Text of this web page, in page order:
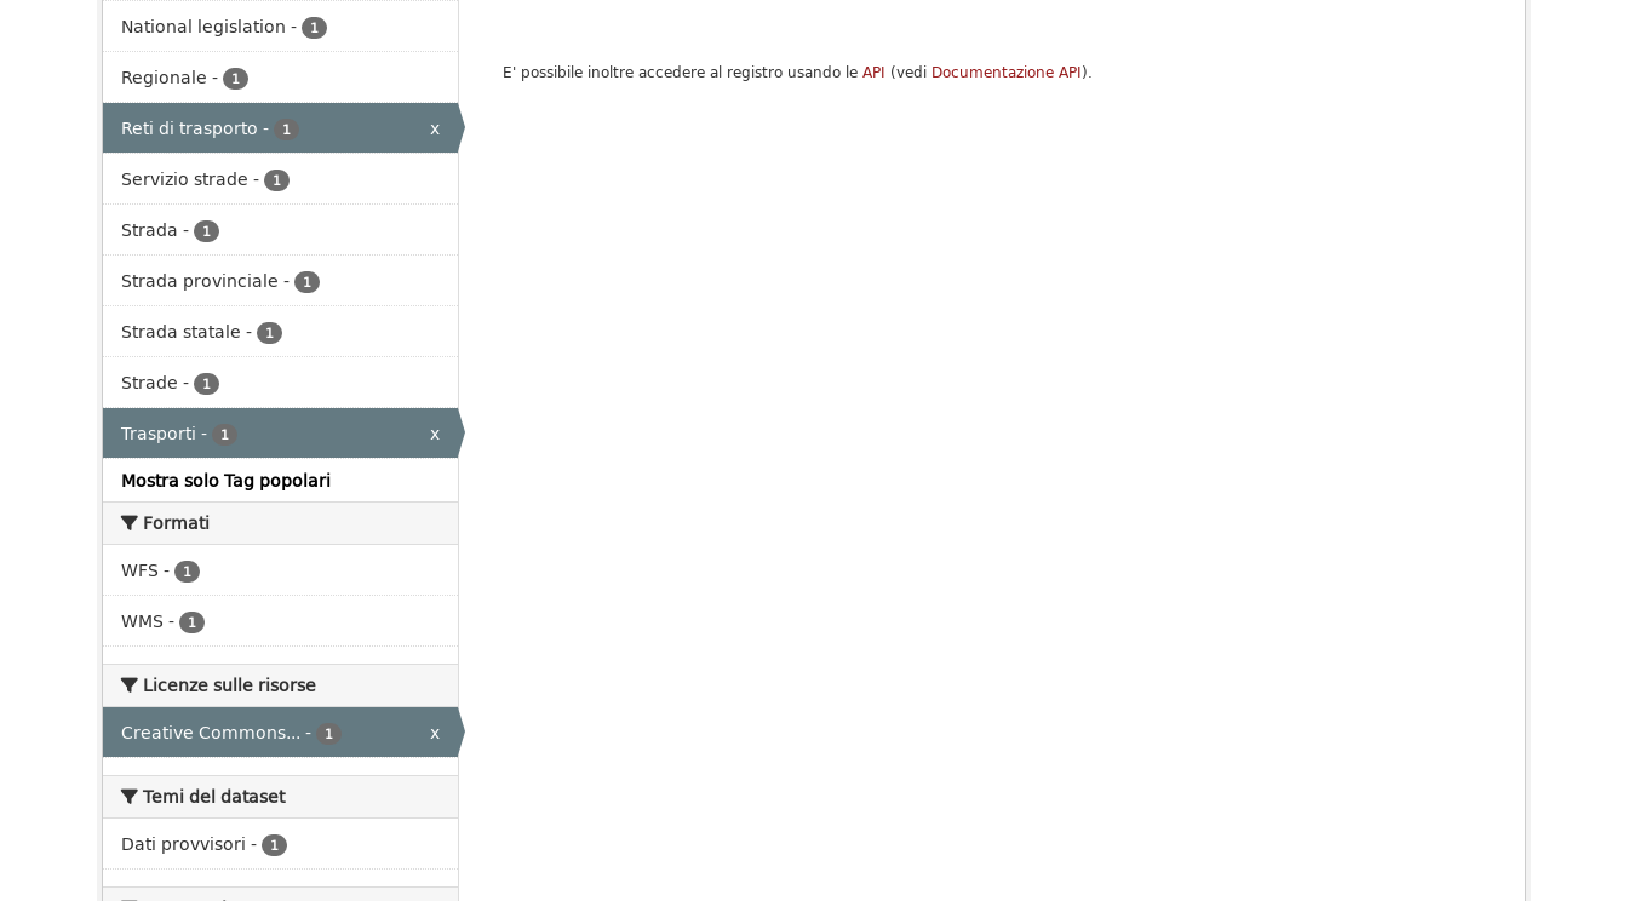
National legislation - 1
Regionale - 1
Reti di trasporto - 1
x
Servizio strade - 1
Strada - 1
Strada provinciale - 1
Strada statale - 1
Strade - 1
Trasporti - 1
x
Mostra solo Tag popolari
Formati
WFS - 1
WMS - 1
Licenze sulle risorse
Creative Commons... - 1 x
Temi del dataset
Dati provvisori - 1
E' possibile inoltre accedere al registro usando le API (vedi Documentazione API).